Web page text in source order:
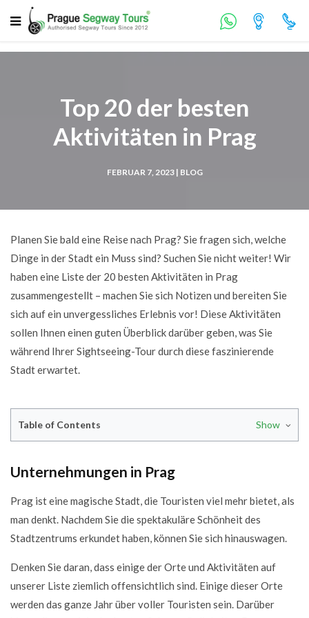
Top 20 der besten
Aktivitäten in Prag
FEBRUAR 7, 2023 | BLOG
Planen Sie bald eine Reise nach Prag? Sie fragen sich, welche
Dinge in der Stadt ein Muss sind? Suchen Sie nicht weiter! Wir
haben eine Liste der 20 besten Aktivitäten in Prag
zusammengestellt – machen Sie sich Notizen und bereiten Sie
sich auf ein unvergessliches Erlebnis vor! Diese Aktivitäten
sollen Ihnen einen guten Überblick darüber geben, was Sie
während Ihrer Sightseeing-Tour durch diese faszinierende
Stadt erwartet.
Table of Contents
Show
1. Tauchen Sie ein in die Magie des Altstädter Rings
4. Machen Sie eine Segway-Tour, um das Schlossgebiet zu
5. Machen Sie einen Spaziergang über die Karlsbrücke
6. Machen Sie einen Ausflug zur Prager Burg
Unternehmungen in Prag
Prag ist eine magische Stadt, die Touristen viel mehr bietet, als
man denkt. Nachdem Sie die spektakuläre Schönheit des
Stadtzentrums erkundet haben, können Sie sich hinauswagen.
Denken Sie daran, dass einige der Orte und Aktivitäten auf
unserer Liste ziemlich offensichtlich sind. Einige dieser Orte
werden das ganze Jahr über voller Touristen sein. Darüber